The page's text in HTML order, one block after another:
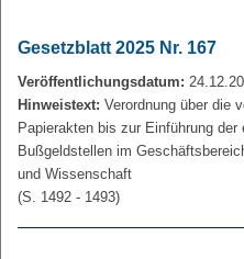
Gesetzblatt 2025 Nr. 167
Veröffentlichungsdatum:
Hinweistext: Verordnung über die
Papierakten bis zur Einführung
Bußgeldstellen im
und Wissenschaft
(S. 1492 - 1493)